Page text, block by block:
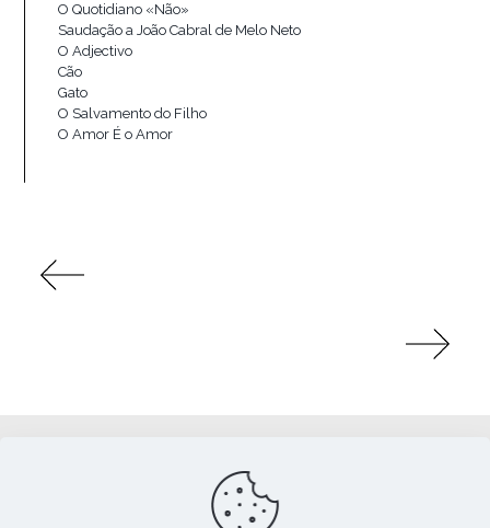
O Quotidiano «Não»
Saudação a João Cabral de Melo Neto
O Adjectivo
Cão
Gato
O Salvamento do Filho
O Amor É o Amor